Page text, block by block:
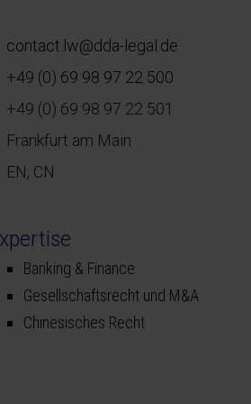
contact.lw@dda-legal.de
+49 (0) 69 98 97 22 500
+49 (0) 69 98 97 22 501
Frankfurt am Main
EN, CN
Banking & Finance
Gesellschaftsrecht und M&A
Chinesisches Recht